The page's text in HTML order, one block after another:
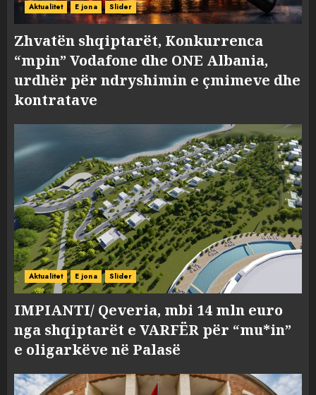
Aktualitet E jona Slider
Zhvatën shqiptarët, Konkurrenca
“mpin” Vodafone dhe ONE Albania,
urdhër për ndryshimin e çmimeve dhe
kontratave
Aktualitet E jona Slider
IMPIANTI/ Qeveria, mbi 14 mln euro
nga shqiptarët e VARFËR për “mu*in”
e oligarkëve në Palasë